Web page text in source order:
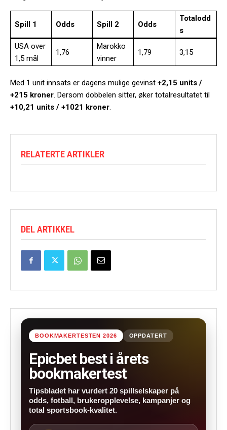
Spill 1 Odds Spill 2 Odds
Totalodd
s
USA over
1,5 mål
1,76
Marokko
vinner
1,79 3,15
Med 1 unit innsats er dagens mulige gevinst +2,15 units /
+215 kroner. Dersom dobbelen sitter, øker totalresultatet til
+10,21 units / +1021 kroner.
RELATERTE ARTIKLER
DEL ARTIKKEL
BOOKMAKERTESTEN 2026 OPPDATERT
Epicbet best i årets
bookmakertest
Tipsbladet har vurdert 20 spillselskaper på
odds, fotball, brukeropplevelse, kampanjer og
total sportsbook-kvalitet.